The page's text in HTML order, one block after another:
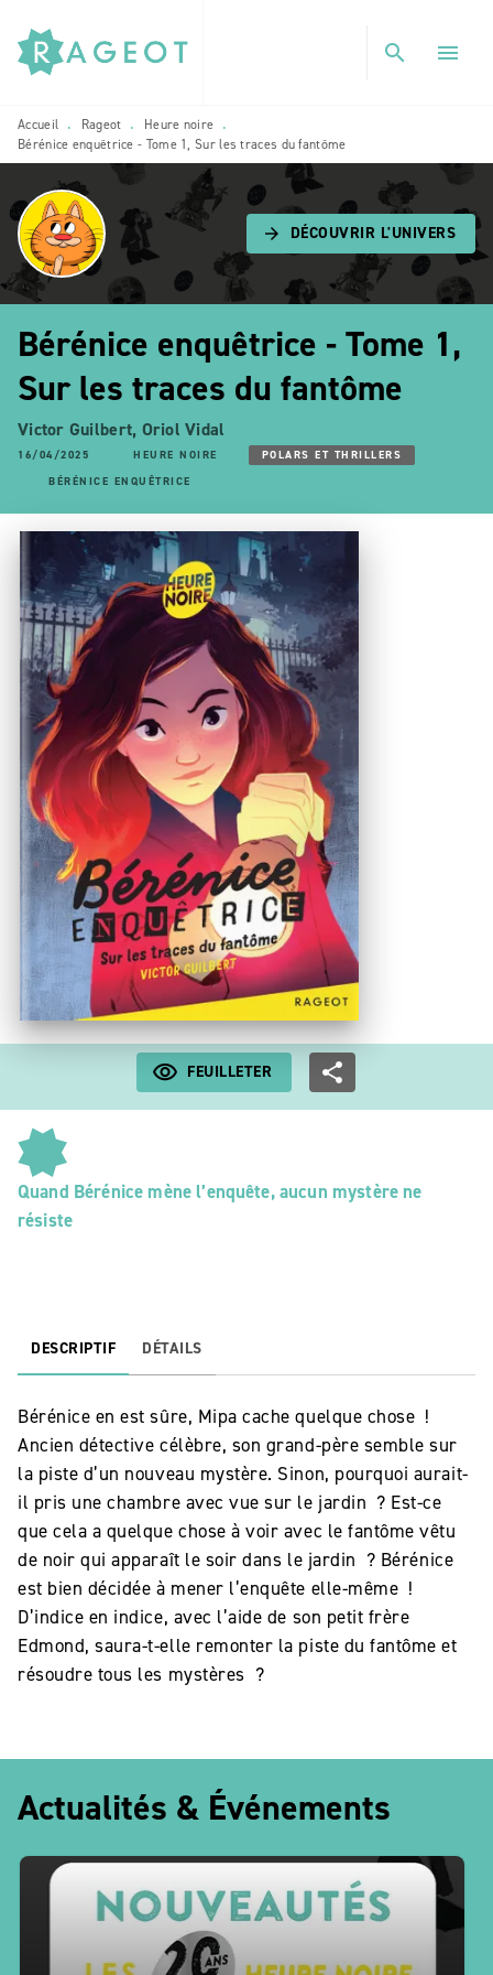
MENU RECHERCHE
PIED DE PAGE
search menu
Accueil • Rageot • Heure noire •
Bérénice enquêtrice - Tome 1, Sur les traces du fantôme
arrow_forward DÉCOUVRIR L'UNIVERS
Bérénice enquêtrice - Tome 1,
Sur les traces du fantôme
Victor Guilbert, Oriol Vidal
16/04/2025 HEURE NOIRE
POLARS ET THRILLERS
BÉRÉNICE ENQUÊTRICE
FEUILLETER
Quand Bérénice mène l’enquête, aucun mystère ne
résiste
DESCRIPTIF DÉTAILS
Bérénice en est sûre, Mipa cache quelque chose !
Ancien détective célèbre, son grand-père semble sur
la piste d’un nouveau mystère. Sinon, pourquoi aurait-
il pris une chambre avec vue sur le jardin ? Est-ce
que cela a quelque chose à voir avec le fantôme vêtu
de noir qui apparaît le soir dans le jardin ? Bérénice
est bien décidée à mener l’enquête elle-même !
D’indice en indice, avec l’aide de son petit frère
Edmond, saura-t-elle remonter la piste du fantôme et
résoudre tous les mystères ?
Actualités & Événements